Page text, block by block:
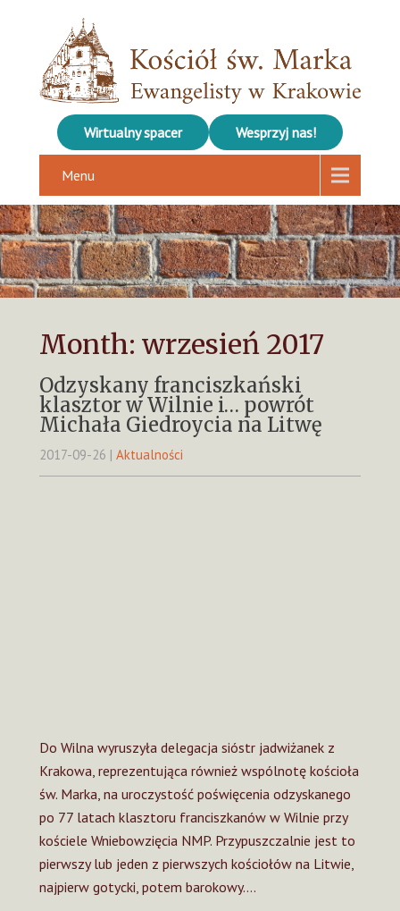
Wirtualny spacer Wesprzyj nas!
Menu
Month: wrzesień 2017
Odzyskany franciszkański
klasztor w Wilnie i… powrót
Michała Giedroycia na Litwę
2017-09-26 | Aktualności
Do Wilna wyruszyła delegacja sióstr jadwiżanek z
Krakowa, reprezentująca również wspólnotę kościoła
św. Marka, na uroczystość poświęcenia odzyskanego
po 77 latach klasztoru franciszkanów w Wilnie przy
kościele Wniebowzięcia NMP. Przypuszczalnie jest to
pierwszy lub jeden z pierwszych kościołów na Litwie,
najpierw gotycki, potem barokowy….